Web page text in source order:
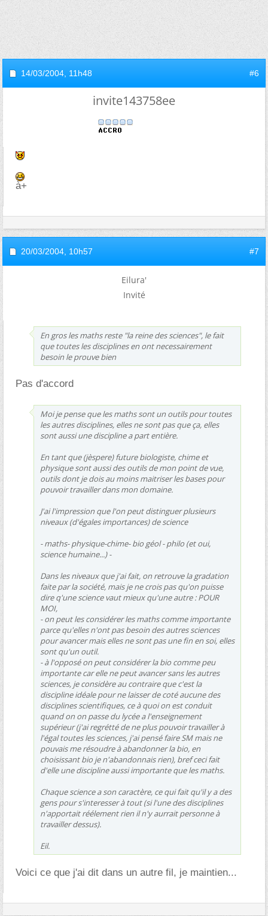
14/03/2004, 11h48 #6
invite143758ee
à+
20/03/2004, 10h57 #7
Eilura'
Invité
En gros les maths reste "la reine des sciences", le fait
que toutes les disciplines en ont necessairement
besoin le prouve bien
Pas d'accord
Moi je pense que les maths sont un outils pour toutes
les autres disciplines, elles ne sont pas que ça, elles
sont aussi une discipline a part entière.
En tant que (jèspere) future biologiste, chime et
physique sont aussi des outils de mon point de vue,
outils dont je dois au moins maitriser les bases pour
pouvoir travailler dans mon domaine.
J'ai l'impression que l'on peut distinguer plusieurs
niveaux (d'égales importances) de science
- maths- physique-chime- bio géol - philo (et oui,
science humaine...) -
Dans les niveaux que j'ai fait, on retrouve la gradation
faite par la société, mais je ne crois pas qu'on puisse
dire q'une science vaut mieux qu'une autre : POUR
MOI,
- on peut les considérer les maths comme importante
parce qu'elles n'ont pas besoin des autres sciences
pour avancer mais elles ne sont pas une fin en soi, elles
sont qu'un outil.
- à l'opposé on peut considérer la bio comme peu
importante car elle ne peut avancer sans les autres
sciences, je considère au contraire que c'est la
discipline idéale pour ne laisser de coté aucune des
disciplines scientifiques, ce à quoi on est conduit
quand on on passe du lycée a l'enseignement
supérieur (j'ai regrétté de ne plus pouvoir travailler à
l'égal toutes les sciences, j'ai pensé faire SM mais ne
pouvais me résoudre à abandonner la bio, en
choisissant bio je n'abandonnais rien), bref ceci fait
d'elle une discipline aussi importante que les maths.
Chaque science a son caractère, ce qui fait qu'il y a des
gens pour s'interesser à tout (si l'une des disciplines
n'apportait réélement rien il n'y aurrait personne à
travailler dessus).
Eil.
Voici ce que j'ai dit dans un autre fil, je maintien...